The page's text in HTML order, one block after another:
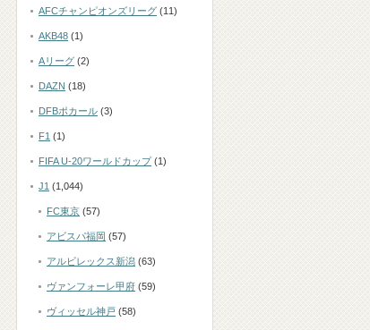
AFCチャンピオンズリーグ (11)
AKB48 (1)
Aリーグ (2)
DAZN (18)
DFBポカール (3)
F1 (1)
FIFA U-20ワールドカップ(1)
J1 (1,044)
FC東京 (57)
アビスパ福岡 (57)
アルビレックス新潟 (63)
ヴァンフォーレ甲府 (59)
ヴィッセル神戸 (58)